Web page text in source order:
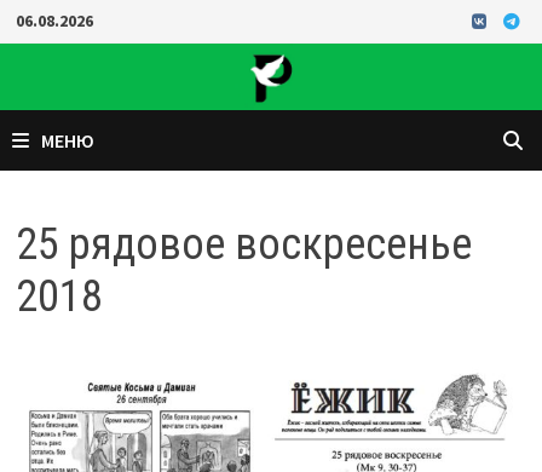
Перейти
к
06.08.2026
МЕНЮ
25 рядовое воскресенье
2018